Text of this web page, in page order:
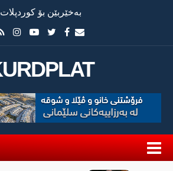
بەخێربێن بۆ کوردپلات
KURDPLAT